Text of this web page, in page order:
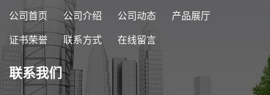
公司首页 公司介绍 公司动态 产品展厅
证书荣誉 联系方式 在线留言
联系我们